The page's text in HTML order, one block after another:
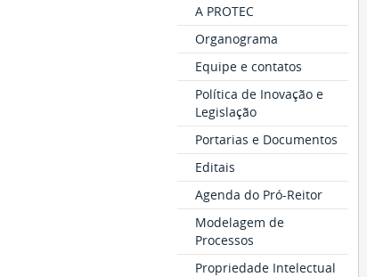
A PROTEC
Organograma
Equipe e contatos
Política de Inovação e
Legislação
Portarias e Documentos
Editais
Agenda do Pró-Reitor
Modelagem de
Processos
Propriedade Intelectual